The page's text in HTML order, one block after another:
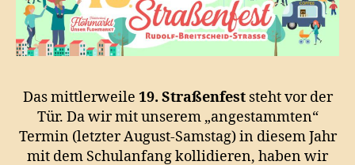
Das mittlerweile 19. Straßenfeststeht vor der
Tür. Da wir mit unserem „angestammten“
Termin (letzter August-Samstag) in diesem Jahr
mit dem Schulanfang kollidieren, haben wir